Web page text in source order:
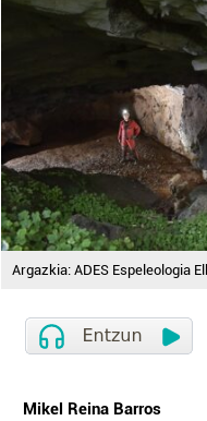
Argazkia: ADES Espeleologia
Mikel Reina Barros